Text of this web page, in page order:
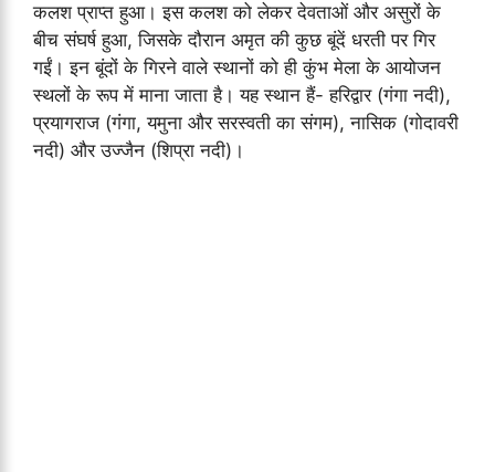
कलश प्राप्त हुआ। इस कलश को लेकर देवताओं और असुरों के
बीच संघर्ष हुआ, जिसके दौरान अमृत की कुछ बूंदें धरती पर गिर
गईं। इन बूंदों के गिरने वाले स्थानों को ही कुंभ मेला के आयोजन
स्थलों के रूप में माना जाता है। यह स्थान हैं- हरिद्वार (गंगा नदी),
प्रयागराज (गंगा, यमुना और सरस्वती का संगम), नासिक (गोदावरी
नदी) और उज्जैन (शिप्रा नदी)।